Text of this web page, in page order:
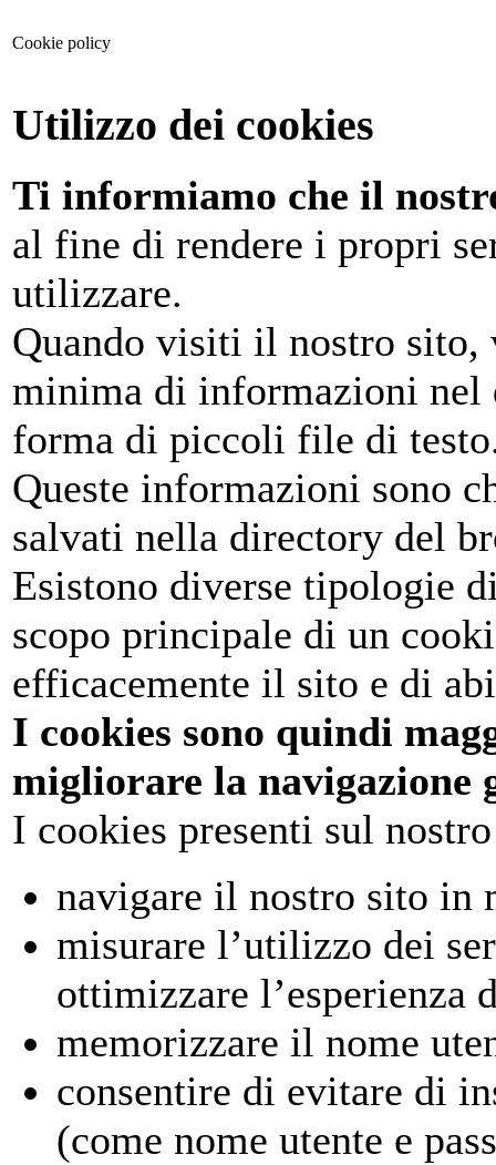
Cookie policy
Utilizzo dei cookies
Ti informiamo che il
al fine di rendere i propri
utilizzare.
Quando visiti il nostro sito,
minima di informazioni nel
forma di piccoli file di
Queste informazioni sono
salvati nella directory del
Esistono diverse tipologie
scopo principale di un
efficacemente il sito e di
I cookies sono quindi
migliorare la navigazione
I cookies presenti sul
navigare il nostro sito in
misurare l’utilizzo dei
ottimizzare l’esperienza
memorizzare il nome
consentire di evitare di
(come nome utente e